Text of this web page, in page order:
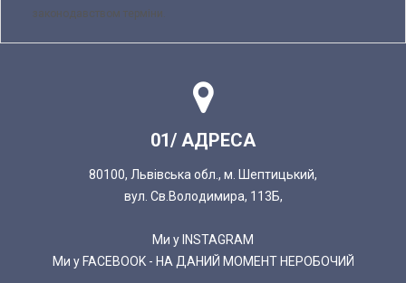
законодавством терміни.
01/ АДРЕСА
80100, Львівська обл., м. Шептицький,
вул. Св.Володимира, 113Б,
Ми у INSTAGRAM
Ми у FACEBOOK - НА ДАНИЙ МОМЕНТ НЕРОБОЧИЙ